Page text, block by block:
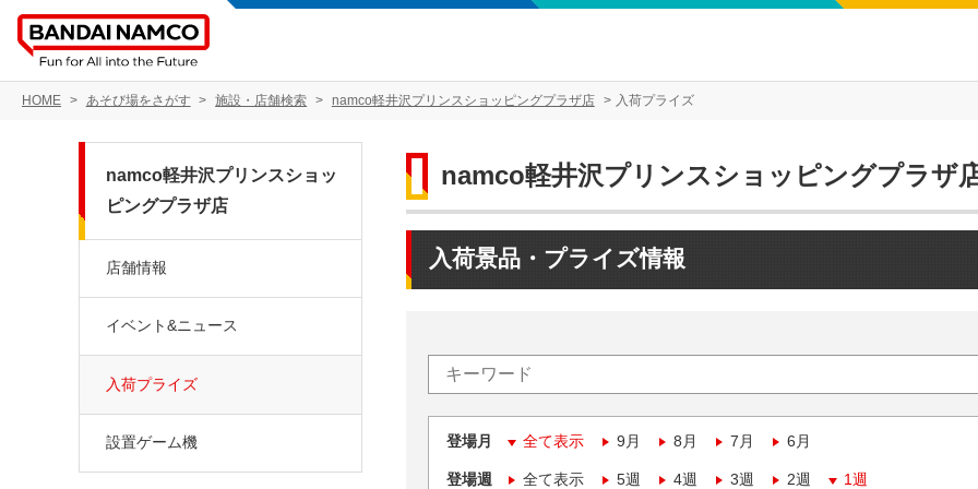
HOME あそび場をさがす 施設・店舗検索 namco軽井沢プリンスショッピングプラザ店 入荷プライズ
namco軽井沢プリンスショッピングプラザ
入荷景品・プライズ情報
登場月 全て表示 9月 8月 7月 6月
登場週 全て表示 5週 4週 3週 2週 1週
namco軽井沢プリンスショッ
ピングプラザ店
店舗情報
イベント&ニュース
入荷プライズ
設置ゲーム機